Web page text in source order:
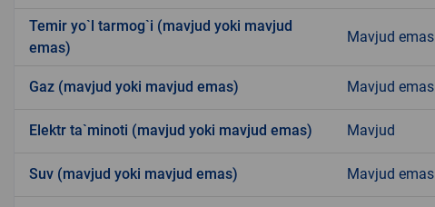
Temir yo`l tarmog`i (mavjud yoki mavjud
emas)
Mavjud emas
Gaz (mavjud yoki mavjud emas) Mavjud emas
Elektr ta`minoti (mavjud yoki mavjud emas) Mavjud
Suv (mavjud yoki mavjud emas) Mavjud emas